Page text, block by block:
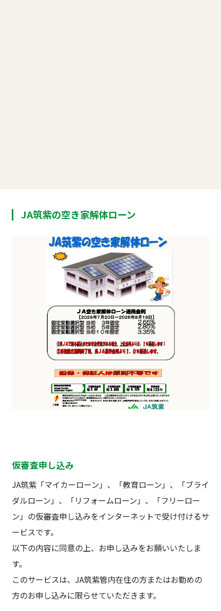
JA筑紫の空き家解体ローン
仮審査申し込み
JA筑紫「マイカーローン」、「教育ローン」、「ブライ
ダルローン」、「リフォームローン」、「フリーロー
ン」の仮審査申し込みをインターネットで受け付けるサ
ービスです。
以下の内容に同意の上、お申し込みをお願いいたしま
す。
このサービスは、JA筑紫管内在住の方またはお勤めの
方のお申し込みに限らせていただきます。